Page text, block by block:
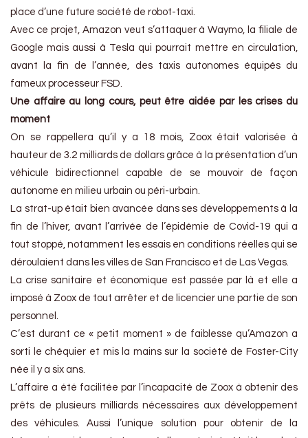
place d’une future société de robot-taxi.
Avec ce projet, Amazon veut s’attaquer à Waymo, la filiale de
Google mais aussi à Tesla qui pourrait mettre en circulation,
avant la fin de l’année, des taxis autonomes équipés du
fameux processeur FSD.
Une affaire au long cours, peut être aidée par les crises du
moment
On se rappellera qu’il y a 18 mois, Zoox était valorisée à
hauteur de 3.2 milliards de dollars grâce à la présentation d’un
véhicule bidirectionnel capable de se mouvoir de façon
autonome en milieu urbain ou péri-urbain.
La strat-up était bien avancée dans ses développements à la
fin de l’hiver, avant l’arrivée de l’épidémie de Covid-19 qui a
tout stoppé, notamment les essais en conditions réelles qui se
déroulaient dans les villes de San Francisco et de Las Vegas.
La crise sanitaire et économique est passée par là et elle a
imposé à Zoox de tout arrêter et de licencier une partie de son
personnel.
C’est durant ce « petit moment » de faiblesse qu’Amazon a
sorti le chéquier et mis la mains sur la société de Foster-City
née il y a six ans.
L’affaire a été facilitée par l’incapacité de Zoox à obtenir des
prêts de plusieurs milliards nécessaires aux développement
des véhicules. Aussi l’unique solution pour obtenir de la